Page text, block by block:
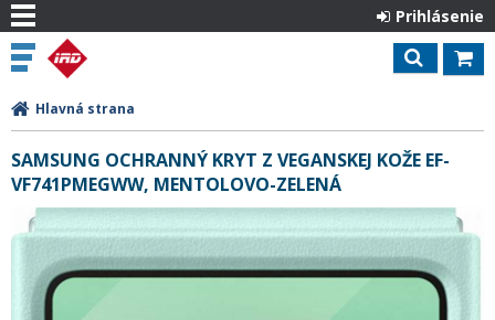
Prihlásenie
Hlavná strana
SAMSUNG OCHRANNÝ KRYT Z VEGANSKEJ KOŽE EF-
VF741PMEGWW, MENTOLOVO-ZELENÁ